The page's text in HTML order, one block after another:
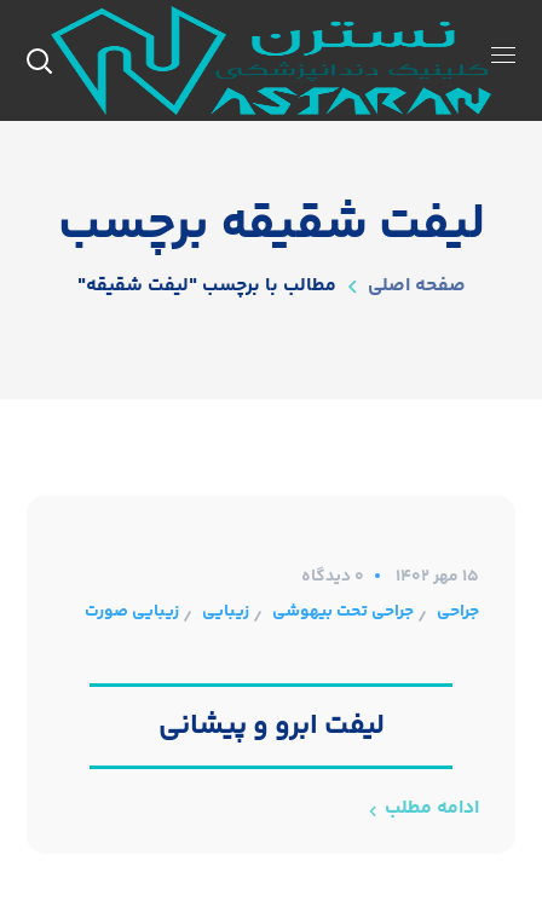
لیفت شقیقه برچسب
صفحه اصلی مطالب با برچسب "لیفت شقیقه"
۱۵ مهر ۱۴۰۲
0 دیدگاه
جراحی /جراحی تحت بیهوشی /زیبایی /زیبایی صورت
لیفت ابرو و پیشانی
ادامه مطلب